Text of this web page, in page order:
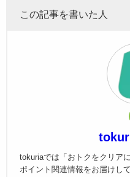
この記事を書いた人
tokuriaでは「おトクをクリア
ポイント関連情報をお届けし